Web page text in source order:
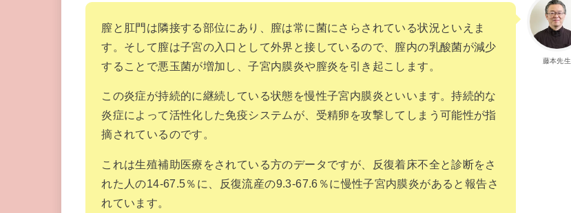
藤本先生
膣と肛門は隣接する部位にあり、膣は常に菌にさらされている状況といえま
す。そして膣は子宮の入口として外界と接しているので、膣内の乳酸菌が減少
することで悪玉菌が増加し、子宮内膜炎や膣炎を引き起こします。
この炎症が持続的に継続している状態を慢性子宮内膜炎といいます。持続的な
炎症によって活性化した免疫システムが、受精卵を攻撃してしまう可能性が指
摘されているのです。
これは生殖補助医療をされている方のデータですが、反復着床不全と診断をさ
れた人の14-67.5％に、反復流産の9.3-67.6％に慢性子宮内膜炎があると報告さ
れています。